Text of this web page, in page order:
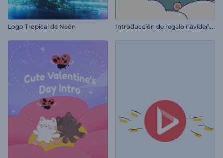
Logo Tropical de Neón I
ntroducción de regalo navideño de dibujos animados